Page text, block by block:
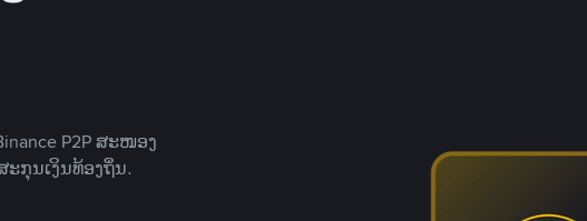
P2P ສະໜອງ
ກຸນເງິນທ້ອງຖິ່ນ.